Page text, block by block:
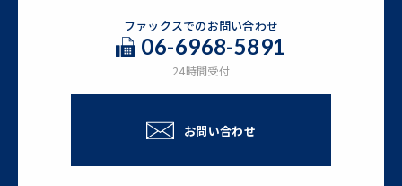
ファックスでのお問い合わせ
06-6968-5891
24時間受付
お問い合わせ